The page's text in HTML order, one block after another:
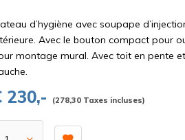
d’hygiène avec soupape
Avec le bouton compact pour
montage mural. Avec toit en pente
230,- (278,30 Taxes incluses)